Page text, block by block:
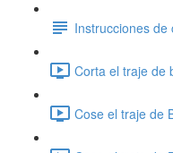
Instrucciones
Corta el traje de
Cose el traje de